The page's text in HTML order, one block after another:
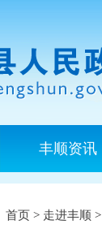
丰顺资讯
首页 > 走进丰顺 >